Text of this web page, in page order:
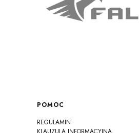
Linki w stopce
POMOC
REGULAMIN